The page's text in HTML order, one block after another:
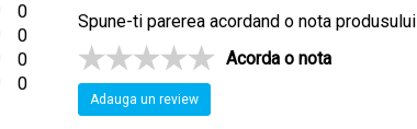
0
0
0
0
Spune-ti parerea acordand o nota produsului
Acorda o nota
Adauga un review